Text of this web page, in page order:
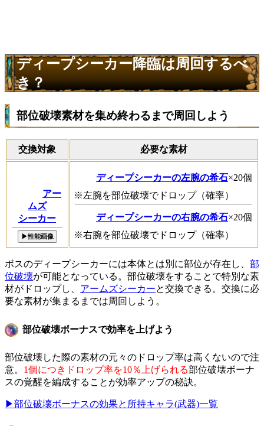
ディープシーカー降臨は周回するべ
き？
部位破壊素材を集め終わるまで周回しよう
交換対象 必要な素材
アー
ムズ
シーカー
▶性能画像
ディープシーカーの左腕の希石×20個
※左腕を部位破壊でドロップ（確率）
ディープシーカーの右腕の希石×20個
※右腕を部位破壊でドロップ（確率）
ボスのディープシーカーには本体とは別に部位が存在し、 部
位破壊が可能となっている。部位破壊をすることで特別な素
材がドロップし、 アームズシーカーと交換できる。交換に必
要な素材が集まるまでは周回しよう。
部位破壊ボーナスで効率を上げよう
部位破壊した際の素材の元々のドロップ率は高くないので注
意。 1個につきドロップ率を10％上げられる部位破壊ボーナ
スの覚醒を編成することが効率アップの秘訣。
▶部位破壊ボーナスの効果と所持キャラ(武器)一覧